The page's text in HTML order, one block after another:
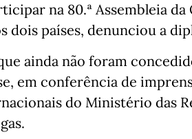
na 80.ª Assembleia
dois países, denunciou a
ainda não foram
em conferência de
do Ministério das